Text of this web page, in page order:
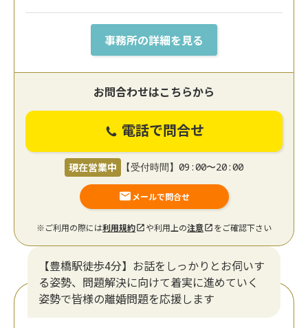
事務所の詳細を見る
お問合わせはこちらから
電話で問合せ
現在営業中 【受付時間】09:00〜20:00
メールで問合せ
※ご利用の際には利用規約 や利用上の注意 をご確認下さい
【豊橋駅徒歩4分】お話をしっかりとお伺いす
る姿勢、問題解決に向けて着実に進めていく
姿勢で皆様の離婚問題を応援します